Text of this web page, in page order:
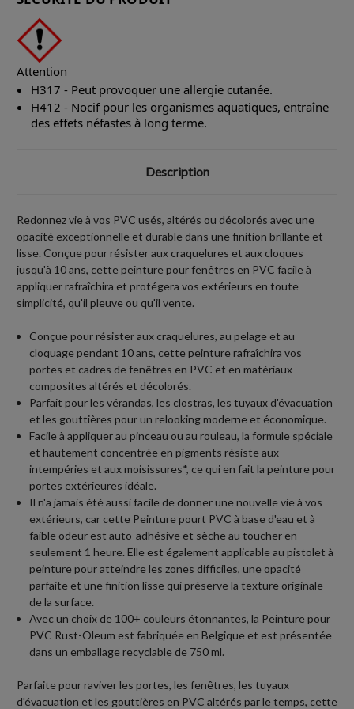
Attention
H317 - Peut provoquer une allergie cutanée.
H412 - Nocif pour les organismes aquatiques, entraîne
des effets néfastes à long terme.
Description
Redonnez vie à vos PVC usés, altérés ou décolorés avec une
opacité exceptionnelle et durable dans une finition brillante et
lisse. Conçue pour résister aux craquelures et aux cloques
jusqu'à 10 ans, cette peinture pour fenêtres en PVC facile à
appliquer rafraîchira et protégera vos extérieurs en toute
simplicité, qu'il pleuve ou qu'il vente.
Conçue pour résister aux craquelures, au pelage et au
cloquage pendant 10 ans, cette peinture rafraîchira vos
portes et cadres de fenêtres en PVC et en matériaux
composites altérés et décolorés.
Parfait pour les vérandas, les clostras, les tuyaux d'évacuation
et les gouttières pour un relooking moderne et économique.
Facile à appliquer au pinceau ou au rouleau, la formule spéciale
et hautement concentrée en pigments résiste aux
intempéries et aux moisissures*, ce qui en fait la peinture pour
portes extérieures idéale.
Il n'a jamais été aussi facile de donner une nouvelle vie à vos
extérieurs, car cette Peinture pourt PVC à base d'eau et à
faible odeur est auto-adhésive et sèche au toucher en
seulement 1 heure. Elle est également applicable au pistolet à
peinture pour atteindre les zones difficiles, une opacité
parfaite et une finition lisse qui préserve la texture originale
de la surface.
Avec un choix de 100+ couleurs étonnantes, la Peinture pour
PVC Rust-Oleum est fabriquée en Belgique et est présentée
dans un emballage recyclable de 750 ml.
Parfaite pour raviver les portes, les fenêtres, les tuyaux
d'évacuation et les gouttières en PVC altérés par le temps, cette